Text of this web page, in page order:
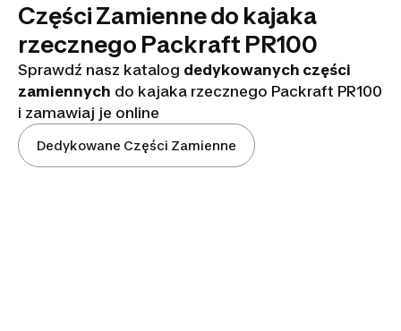
Części Zamienne do kajaka
rzecznego Packraft PR100
Sprawdź nasz katalog dedykowanych części
zamiennych do kajaka rzecznego Packraft PR100
i zamawiaj je online
Dedykowane Części Zamienne